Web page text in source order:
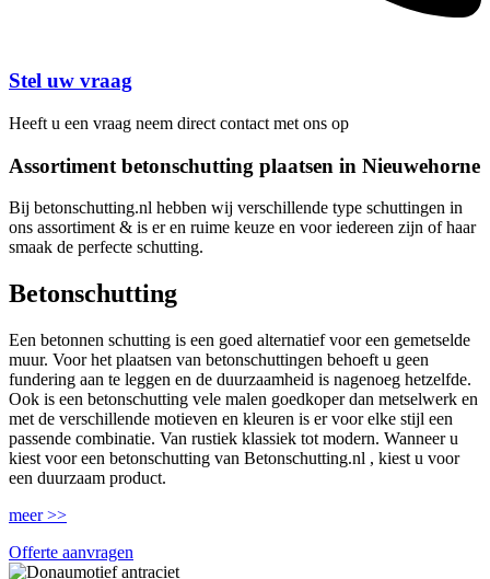
Stel uw vraag
Heeft u een vraag neem direct contact met ons op
Assortiment betonschutting plaatsen in Nieuwehorne
Bij betonschutting.nl hebben wij verschillende type schuttingen in
ons assortiment & is er en ruime keuze en voor iedereen zijn of haar
smaak de perfecte schutting.
Betonschutting
Een betonnen schutting is een goed alternatief voor een gemetselde
muur. Voor het plaatsen van betonschuttingen behoeft u geen
fundering aan te leggen en de duurzaamheid is nagenoeg hetzelfde.
Ook is een betonschutting vele malen goedkoper dan metselwerk en
met de verschillende motieven en kleuren is er voor elke stijl een
passende combinatie. Van rustiek klassiek tot modern. Wanneer u
kiest voor een betonschutting van Betonschutting.nl , kiest u voor
een duurzaam product.
meer >>
Offerte aanvragen